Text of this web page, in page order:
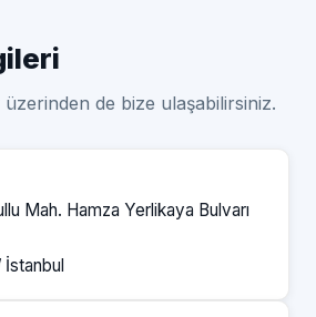
üzerinden de bize ulaşabilirsiniz.
Mah. Hamza Yerlikaya Bulvarı
İstanbul